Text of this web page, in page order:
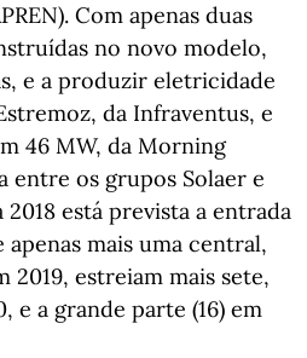
Com apenas duas
no novo modelo,
e a produzir eletricidade
da Infraventus, e
46 MW, da Morning
entre os grupos Solaer e
está prevista a entrada
mais uma central,
2019, estreiam mais sete,
e a grande parte (16) em